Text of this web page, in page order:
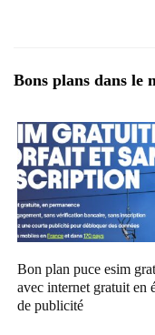
Bons plans dans le
Bon plan puce esim
avec internet gratuit en
de publicité